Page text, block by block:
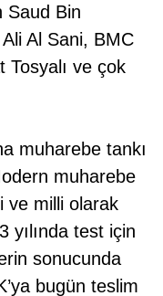
Saud Bin
Al Sani, BMC
Tosyalı ve çok
muharebe tankı
muharebe
ve milli olarak
yılında test için
sonucunda
bugün teslim